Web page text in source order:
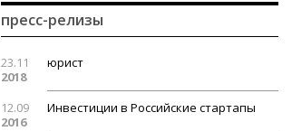
пресс-релизы
23.11
2018
юрист
12.09
2016
Инвестиции в Российские стартапы